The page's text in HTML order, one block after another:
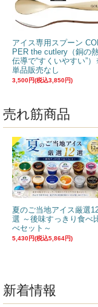
アイス専用スプーン
PER the cutlery（銅の
伝導で“すくいやすい”
単品販売なし
3,500円(税込3,850円)
売れ筋商品
夏のご当地アイス厳選
選 ～後味すっきり食べ
べセット～
5,430円(税込5,864円)
新着情報